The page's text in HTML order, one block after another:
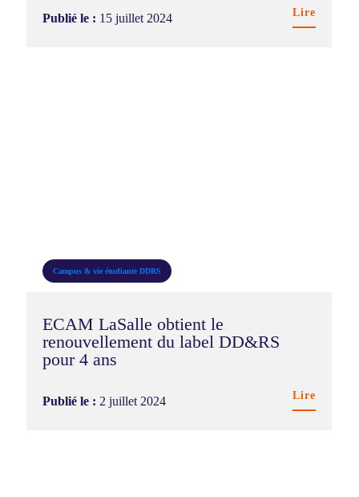
Publié le : 15 juillet 2024 Lire
Campus & vie étudiante DDRS
ECAM LaSalle obtient le
renouvellement du label DD&RS
pour 4 ans
Publié le : 2 juillet 2024 Lire